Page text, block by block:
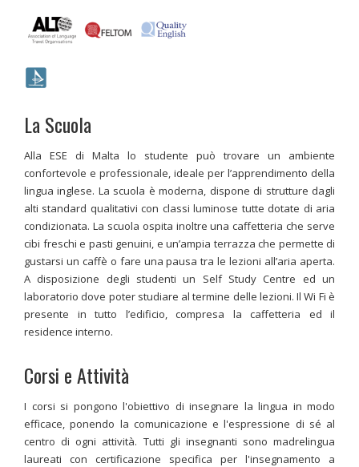
La Scuola
Alla ESE di Malta lo studente può trovare un ambiente
confortevole e professionale, ideale per l’apprendimento della
lingua inglese. La scuola è moderna, dispone di strutture dagli
alti standard qualitativi con classi luminose tutte dotate di aria
condizionata. La scuola ospita inoltre una caffetteria che serve
cibi freschi e pasti genuini, e un’ampia terrazza che permette di
gustarsi un caffè o fare una pausa tra le lezioni all’aria aperta.
A disposizione degli studenti un Self Study Centre ed un
laboratorio dove poter studiare al termine delle lezioni. Il Wi Fi è
presente in tutto l’edificio, compresa la caffetteria ed il
residence interno.
Corsi e Attività
I corsi si pongono l'obiettivo di insegnare la lingua in modo
efficace, ponendo la comunicazione e l'espressione di sé al
centro di ogni attività. Tutti gli insegnanti sono madrelingua
laureati con certificazione specifica per l'insegnamento a